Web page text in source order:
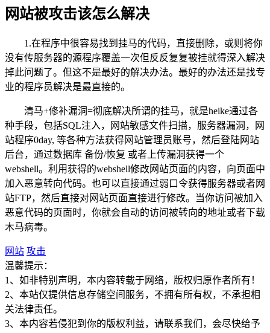
网站被攻击该怎么解决
1.在程序中很容易找到挂马的代码，直接删除，或则将你
没有传服务器的源程序覆盖一次但反反复复被挂就得深入解决
掉此问题了。但这不是最好的解决办法。最好的办法还是找专
业的程序员解决是最直接的。
清马+修补漏洞=彻底解决所谓的挂马，就是heike通过各
种手段，包括SQL注入，网站敏感文件扫描，服务器漏洞，网
站程序0day, 等各种方法获得网站管理员账号，然后登陆网站
后台，通过数据库 备份/恢复 或者上传漏洞获得一个
webshell。利用获得的webshell修改网站页面的内容，向页面中
加入恶意转向代码。也可以直接通过弱口令获得服务器或者网
站FTP，然后直接对网站页面直接进行修改。当你访问被加入
恶意代码的页面时，你就会自动的访问被转向的地址或者下载
木马病毒。
网站 攻击
温馨提示：
1、如非特别声明，本内容转载于网络，版权归原作者所有！
2、本站仅提供信息存储空间服务，不拥有所有权，不承担相
关法律责任。
3、本内容若侵犯到你的版权利益，请联系我们，会尽快给予